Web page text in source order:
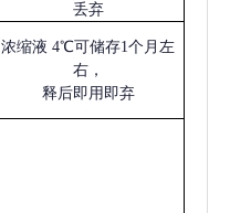
丢弃
浓缩液 4℃可储存1个月左
右，
释后即用即弃